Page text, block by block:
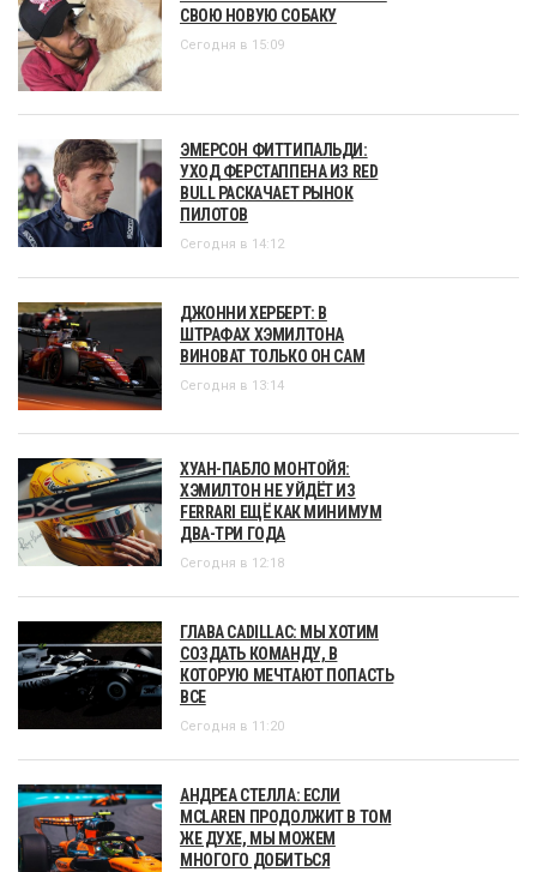
СВОЮ НОВУЮ СОБАКУ
Сегодня в 15:09
ЭМЕРСОН ФИТТИПАЛЬДИ:
УХОД ФЕРСТАППЕНА ИЗ RED
BULL РАСКАЧАЕТ РЫНОК
ПИЛОТОВ
Сегодня в 14:12
ДЖОННИ ХЕРБЕРТ: В
ШТРАФАХ ХЭМИЛТОНА
ВИНОВАТ ТОЛЬКО ОН САМ
Сегодня в 13:14
ХУАН-ПАБЛО МОНТОЙЯ:
ХЭМИЛТОН НЕ УЙДЁТ ИЗ
FERRARI ЕЩЁ КАК МИНИМУМ
ДВА-ТРИ ГОДА
Сегодня в 12:18
ГЛАВА CADILLAC: МЫ ХОТИМ
СОЗДАТЬ КОМАНДУ, В
КОТОРУЮ МЕЧТАЮТ ПОПАСТЬ
ВСЕ
Сегодня в 11:20
АНДРЕА СТЕЛЛА: ЕСЛИ
MCLAREN ПРОДОЛЖИТ В ТОМ
ЖЕ ДУХЕ, МЫ МОЖЕМ
МНОГОГО ДОБИТЬСЯ